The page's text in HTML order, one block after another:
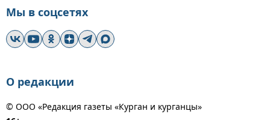
Мы в соцсетях
О редакции
© ООО «Редакция газеты «Курган и курганцы»